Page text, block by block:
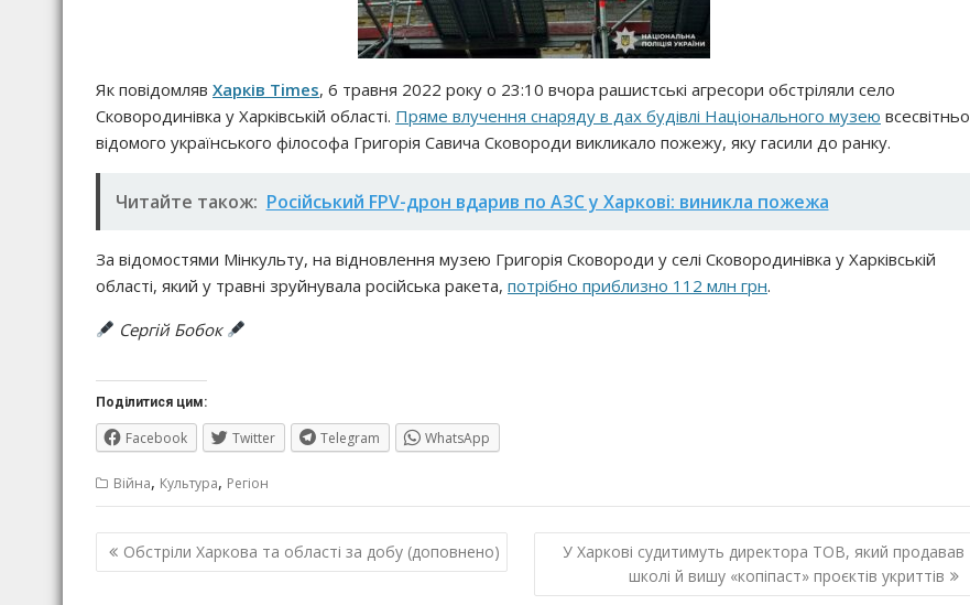
Як повідомляв Харків Times, 6 травня 2022 року о 23:10 вчора рашистські агресори обстріляли село
Сковородинівка у Харківській області. Пряме влучення снаряду в дах будівлі Національного музею всесвітньо
відомого українського філософа Григорія Савича Сковороди викликало пожежу, яку гасили до ранку.
Читайте також: Російський FPV-дрон вдарив по АЗС у Харкові: виникла пожежа
За відомостями Мінкульту, на відновлення музею Григорія Сковороди у селі Сковородинівка у Харківській
області, який у травні зруйнувала російська ракета, потрібно приблизно 112 млн грн.
Сергій Бобок
Поділитися цим:
Facebook Twitter Telegram WhatsApp
Війна, Культура, Регіон
Навігація
записів
Обстріли Харкова та області за добу (доповнено)
У Харкові судитимуть директора ТОВ, який продавав
школі й вишу «копіпаст» проєктів укриттів